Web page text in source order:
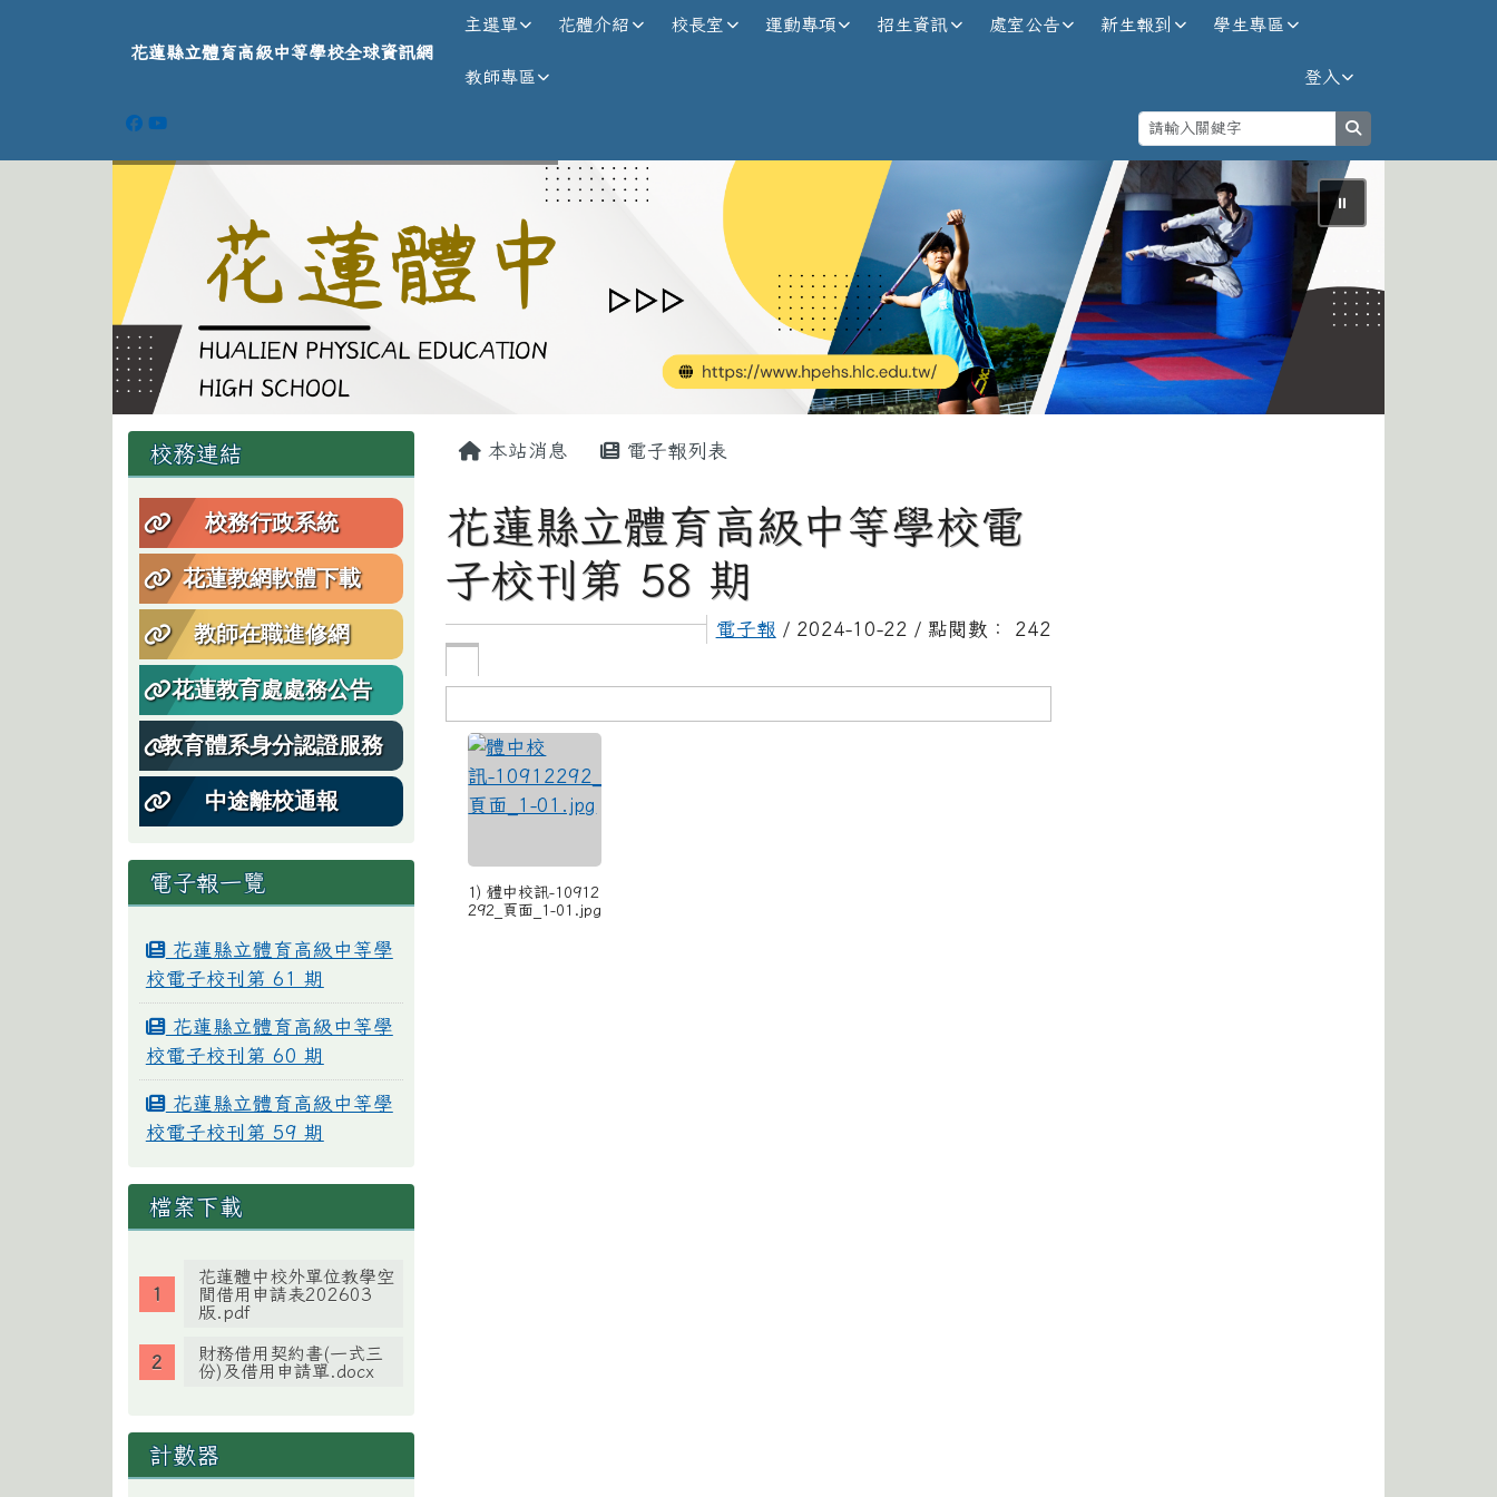
花蓮縣立體育高級中等學校全球資訊網
花蓮縣立體育高級中等學校全球資訊網
主選單 花體介紹 校長室 運動專項 招生資訊 處室公告 新生報到 學生專區
教師專區 登入
⏸
左邊區域內容
校務連結
校務行政系統
花蓮教網軟體下載
教師在職進修網
花蓮教育處處務公告
教育體系身分認證服務
中途離校通報
電子報一覽
花蓮縣立體育高級中等學
校電子校刊第 61 期
花蓮縣立體育高級中等學
校電子校刊第 60 期
花蓮縣立體育高級中等學
校電子校刊第 59 期
檔案下載
花蓮體中校外單位教學空
間借用申請表202603
版.pdf
財務借用契約書(一式三
份)及借用申請單.docx
計數器
主內容區域
本站消息 電子報列表
花蓮縣立體育高級中等學校電
子校刊第 58 期
電子報 / 2024-10-22 / 點閱數： 242
1) 體中校訊-10912
292_頁面_1-01.jpg
頁尾區域